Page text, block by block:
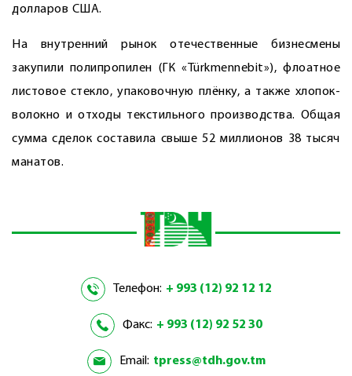
долларов США.
На внутренний рынок отечественные бизнесмены
закупили полипропилен (ГК «Türkmennebit»), флоатное
листовое стекло, упаковочную плёнку, а также хлопок-
волокно и отходы текстильного производства. Общая
сумма сделок составила свыше 52 миллионов 38 тысяч
манатов.
Телефон: + 993 (12) 92 12 12
Факс: + 993 (12) 92 52 30
Email: tpress@tdh.gov.tm